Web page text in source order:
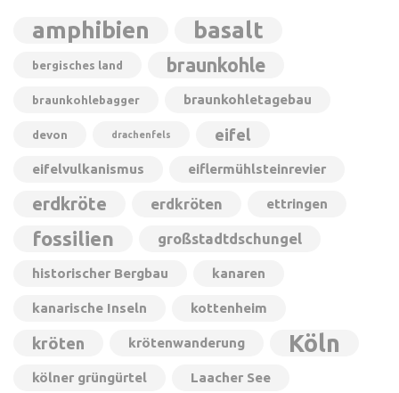
amphibien basalt
bergisches land braunkohle
braunkohlebagger braunkohletagebau
devon drachenfels eifel
eifelvulkanismus eiflermühlsteinrevier
erdkröte erdkröten ettringen
fossilien großstadtdschungel
historischer Bergbau kanaren
kanarische Inseln kottenheim
kröten krötenwanderung Köln
kölner grüngürtel Laacher See